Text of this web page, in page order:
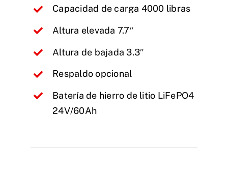
Capacidad de carga 4000 libras
Altura elevada 7.7″
Altura de bajada 3.3″
Respaldo opcional
Batería de hierro de litio LiFePO4
24V/60Ah